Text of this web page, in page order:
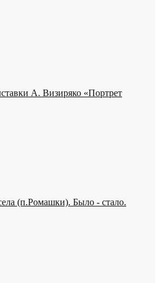
А. Визиряко «Портрет
(п.Ромашки). Было - стало.